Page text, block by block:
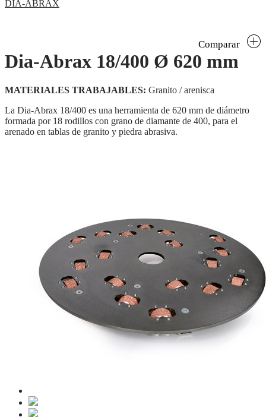
DIA-ABRAX
Dia-Abrax 18/400 Ø 620 mm
Comparar
MATERIALES TRABAJABLES: Granito / arenisca
La Dia-Abrax 18/400 es una herramienta de 620 mm de diámetro
formada por 18 rodillos con grano de diamante de 400, para el
arenado en tablas de granito y piedra abrasiva.